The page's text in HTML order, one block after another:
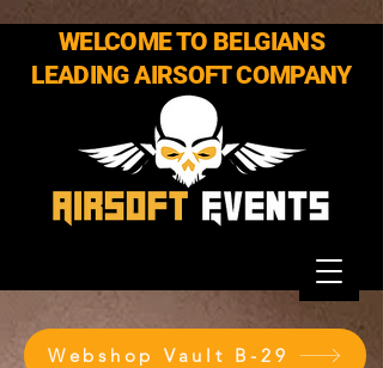
WELCOME TO BELGIANS
LEADING AIRSOFT COMPANY
Webshop Vault B-29